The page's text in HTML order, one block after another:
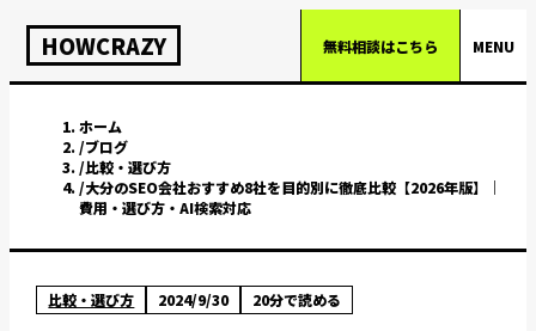
HOWCRAZY 無料相談はこちら MENU
ホーム
/ブログ
/比較・選び方
/大分のSEO会社おすすめ8社を目的別に徹底比較【2026年版】｜
費用・選び方・AI検索対応
比較・選び方 2024/9/30 20分で読める